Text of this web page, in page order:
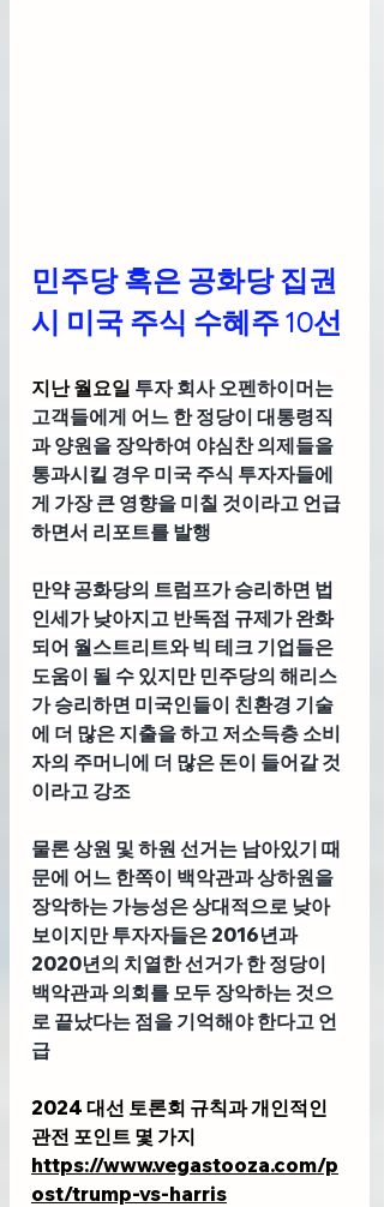
민주당 혹은 공화당 집권
시 미국 주식 수혜주 10선
지난 월요일 투자 회사 오펜하이머는
고객들에게 어느 한 정당이 대통령직
과 양원을 장악하여 야심찬 의제들을
통과시킬 경우 미국 주식 투자자들에
게 가장 큰 영향을 미칠 것이라고 언급
하면서 리포트를 발행
만약 공화당의 트럼프가 승리하면 법
인세가 낮아지고 반독점 규제가 완화
되어 월스트리트와 빅 테크 기업들은
도움이 될 수 있지만 민주당의 해리스
가 승리하면 미국인들이 친환경 기술
에 더 많은 지출을 하고 저소득층 소비
자의 주머니에 더 많은 돈이 들어갈 것
이라고 강조
물론 상원 및 하원 선거는 남아있기 때
문에 어느 한쪽이 백악관과 상하원을
장악하는 가능성은 상대적으로 낮아
보이지만 투자자들은 2016년과
2020년의 치열한 선거가 한 정당이
백악관과 의회를 모두 장악하는 것으
로 끝났다는 점을 기억해야 한다고 언
급
2024 대선 토론회 규칙과 개인적인
관전 포인트 몇 가지
https://www.vegastooza.com/p
ost/trump-vs-harris